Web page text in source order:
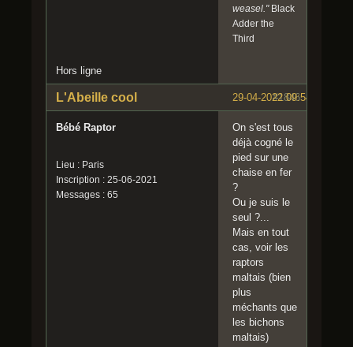
weasel."Black
Adder the
Third
Hors ligne
#1846
29-04-2022 09:54:00
L'Abeille cool
Bébé Raptor
Lieu : Paris
Inscription : 25-06-2021
Messages : 65
On s'est tous
déjà cogné le
pied sur une
chaise en fer
?
Ou je suis le
seul ?...
Mais en tout
cas, voir les
raptors
maltais (bien
plus
méchants que
les bichons
maltais)